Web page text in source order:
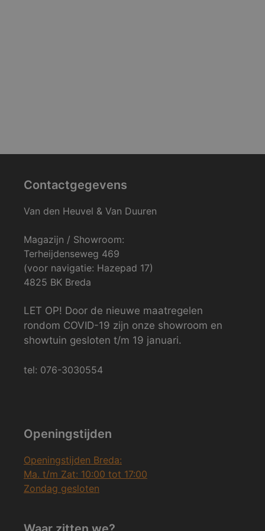
Contactgegevens
Van den Heuvel & Van Duuren
Magazijn / Showroom:
Terheijdenseweg 469
(voor navigatie: Hazepad 17)
4825 BK Breda
LET OP! Door de nieuwe maatregelen
rondom COVID-19 zijn onze showroom en
showtuin gesloten t/m 19 januari.
tel: 076-3030554
Openingstijden
Openingstijden Breda:
Ma. t/m Zat: 10:00 tot 17:00
Zondag gesloten